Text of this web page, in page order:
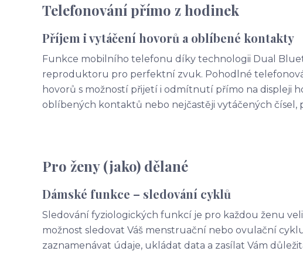
Telefonování přímo z hodinek
Příjem i vytáčení hovorů a oblíbené kontakty
Funkce mobilního telefonu díky technologii Dual
reproduktoru pro perfektní zvuk. Pohodlné
hovorů s možností přijetí i odmítnutí přímo na displeji
oblíbených kontaktů nebo nejčastěji vytáčených čísel,
Pro ženy (jako) dělané
Dámské funkce – sledování cyklů
Sledování fyziologických funkcí je pro každou ženu
možnost sledovat Váš menstruační nebo ovulační
zaznamenávat údaje, ukládat data a zasílat Vám